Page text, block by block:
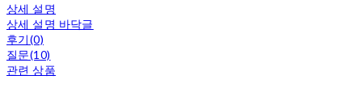
상세 설명
상세 설명 바닥글
후기(0)
질문(10)
관련 상품